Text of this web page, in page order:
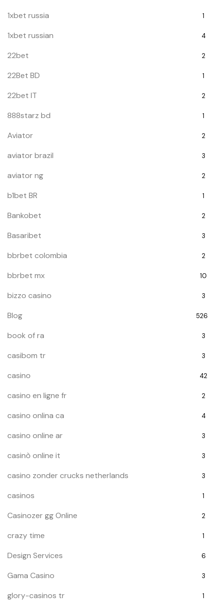
1xbet russia 1
1xbet russian 4
22bet 2
22Bet BD 1
22bet IT 2
888starz bd 1
Aviator 2
aviator brazil 3
aviator ng 2
b1bet BR 1
Bankobet 2
Basaribet 3
bbrbet colombia 2
bbrbet mx 10
bizzo casino 3
Blog 526
book of ra 3
casibom tr 3
casino 42
casino en ligne fr 2
casino onlina ca 4
casino online ar 3
casinò online it 3
casino zonder crucks netherlands 3
casinos 1
Casinozer gg Online 2
crazy time 1
Design Services 6
Gama Casino 3
glory-casinos tr 1